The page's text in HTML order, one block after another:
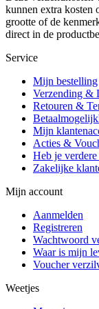
kunnen extra kosten
grootte of de
direct in de
Service
Mijn bestelling
Verzending &
Retouren &
Mijn
Acties &
Heb je
Zakelijke
Mijn account
Aanmelden
Registreren
Wachtwoord
Waar is mijn
Voucher
Weetjes